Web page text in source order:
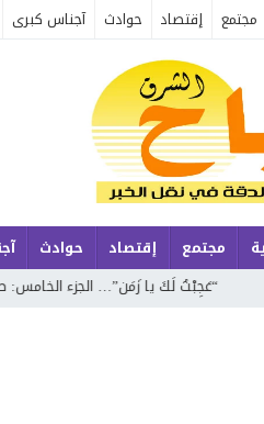
مجتمع إقتصاد حوادث آجناس كبرى
مجتمع إقتصاد حوادث
الجزء الخامس: صرخة شعرية تستنطق